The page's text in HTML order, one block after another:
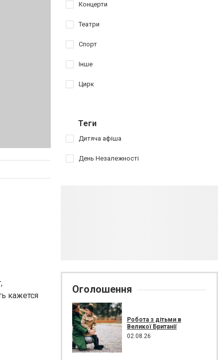
кажется
Концерти
Театри
Спорт
Інше
Цирк
Теги
Дитяча афіша
День Незалежності
Оголошення
Робота з дітьми в
Великої Британії
02.08.26